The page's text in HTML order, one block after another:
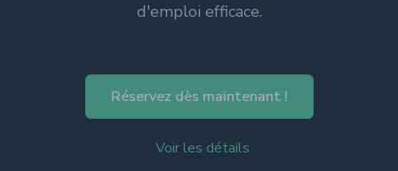
d'emploi efficace.
Réservez dès maintenant !
Voir les détails